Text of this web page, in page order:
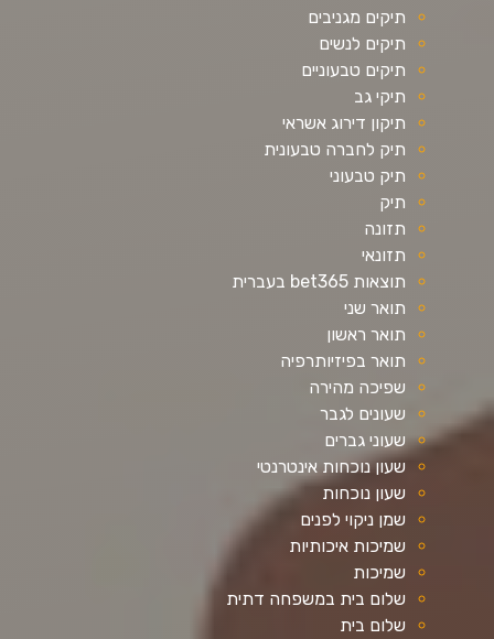
תיקים מגניבים
תיקים לנשים
תיקים טבעוניים
תיקי גב
תיקון דירוג אשראי
תיק לחברה טבעונית
תיק טבעוני
תיק
תזונה
תזונאי
תוצאות bet365 בעברית
תואר שני
תואר ראשון
תואר בפיזיותרפיה
שפיכה מהירה
שעונים לגבר
שעוני גברים
שעון נוכחות אינטרנטי
שעון נוכחות
שמן ניקוי לפנים
שמיכות איכותיות
שמיכות
שלום בית במשפחה דתית
שלום בית